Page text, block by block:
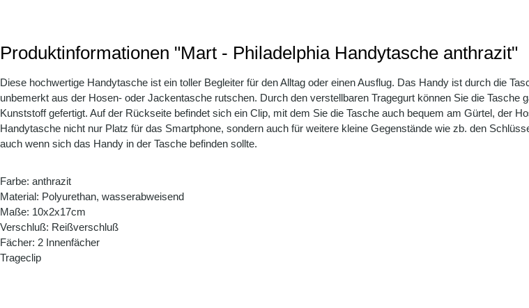
Produktinformationen "Mart - Philadelphia Handytasche anthrazit"
Diese hochwertige Handytasche ist ein toller Begleiter für den Alltag oder einen Ausflug. Das Handy ist durch die
unbemerkt aus der Hosen- oder Jackentasche rutschen. Durch den verstellbaren Tragegurt können Sie die
Kunststoff gefertigt. Auf der Rückseite befindet sich ein Clip, mit dem Sie die Tasche auch bequem am Gürtel, der
Handytasche nicht nur Platz für das Smartphone, sondern auch für weitere kleine Gegenstände wie zb. den
auch wenn sich das Handy in der Tasche befinden sollte.
Farbe: anthrazit
Material: Polyurethan, wasserabweisend
Maße: 10x2x17cm
Verschluß: Reißverschluß
Fächer: 2 Innenfächer
Trageclip